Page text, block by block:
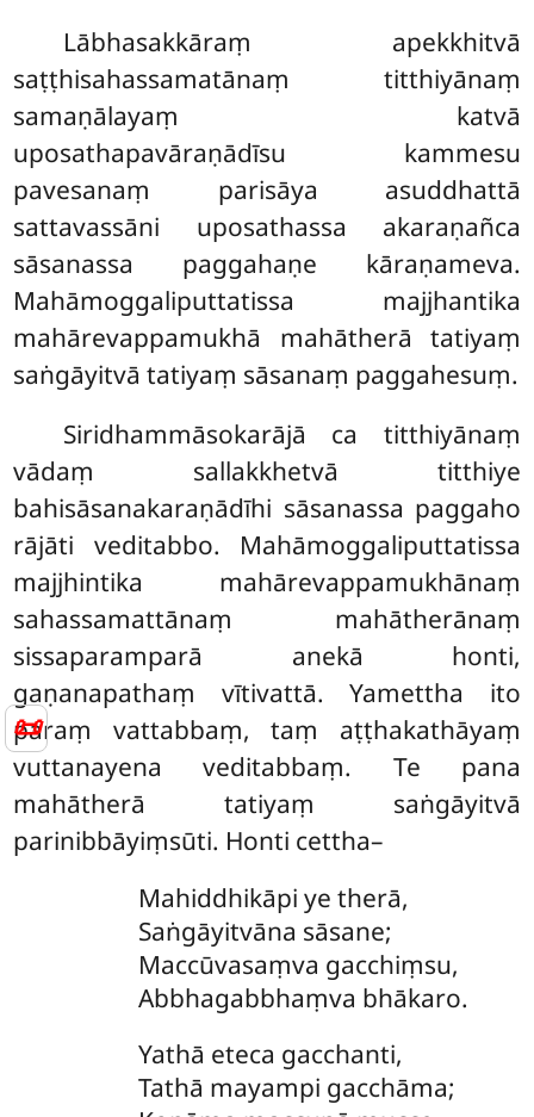
📜
Lābhasakkāraṃ apekkhitvā
saṭṭhisahassamatānaṃ titthiyānaṃ
samaṇālayaṃ katvā
uposathapavāraṇādīsu kammesu
pavesanaṃ parisāya asuddhattā
sattavassāni uposathassa akaraṇañca
sāsanassa paggahaṇe kāraṇameva.
Mahāmoggaliputtatissa majjhantika
mahārevappamukhā mahātherā tatiyaṃ
saṅgāyitvā tatiyaṃ sāsanaṃ paggahesuṃ.
Siridhammāsokarājā ca titthiyānaṃ
vādaṃ sallakkhetvā titthiye
bahisāsanakaraṇādīhi sāsanassa paggaho
rājāti veditabbo. Mahāmoggaliputtatissa
majjhintika mahārevappamukhānaṃ
sahassamattānaṃ mahātherānaṃ
sissaparamparā anekā honti,
gaṇanapathaṃ vītivattā. Yamettha ito
paraṃ vattabbaṃ, taṃ aṭṭhakathāyaṃ
vuttanayena veditabbaṃ. Te pana
mahātherā tatiyaṃ saṅgāyitvā
parinibbāyiṃsūti. Honti cettha–
Mahiddhikāpi ye therā,
Saṅgāyitvāna sāsane;
Maccūvasaṃva gacchiṃsu,
Abbhagabbhaṃva bhākaro.
Yathā eteca gacchanti,
Tathā mayampi gacchāma;